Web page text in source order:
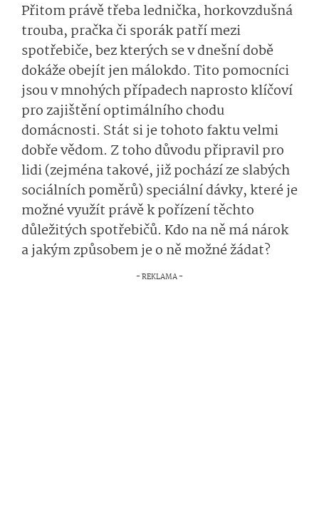
Přitom právě třeba lednička, horkovzdušná
trouba, pračka či sporák patří mezi
spotřebiče, bez kterých se v dnešní době
dokáže obejít jen málokdo. Tito pomocníci
jsou v mnohých případech naprosto klíčoví
pro zajištění optimálního chodu
domácnosti. Stát si je tohoto faktu velmi
dobře vědom. Z toho důvodu připravil pro
lidi (zejména takové, již pochází ze slabých
sociálních poměrů) speciální dávky, které je
možné využít právě k pořízení těchto
důležitých spotřebičů. Kdo na ně má nárok
a jakým způsobem je o ně možné žádat?